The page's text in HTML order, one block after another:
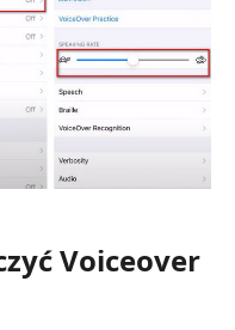
Voiceover